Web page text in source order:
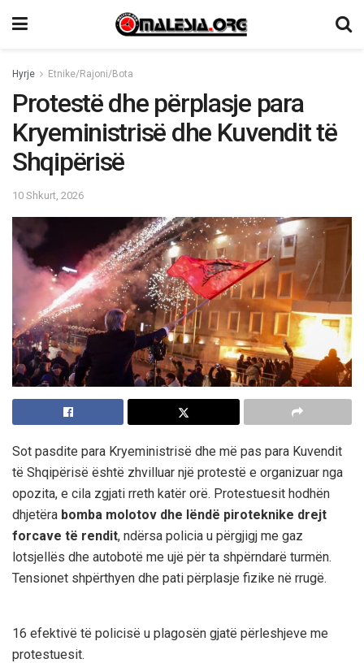
Hyrje Etnike/Rajoni/Bota
Protestë dhe përplasje para
Kryeministrisë dhe Kuvendit të
Shqipërisë
10 Shkurt, 2026
Sot pasdite para Kryeministrisë dhe më pas para Kuvendit
të Shqipërisë është zhvilluar një protestë e organizuar nga
opozita, e cila zgjati rreth katër orë. Protestuesit hodhën
dhjetëra bomba molotov dhe lëndë piroteknike drejt
forcave të rendit, ndërsa policia u përgjigj me gaz
lotsjellës dhe autobotë me ujë për ta shpërndarë turmën.
Tensionet shpërthyen dhe pati përplasje fizike në rrugë.
16 efektivë të policisë u plagosën gjatë përleshjeve me
protestuesit.